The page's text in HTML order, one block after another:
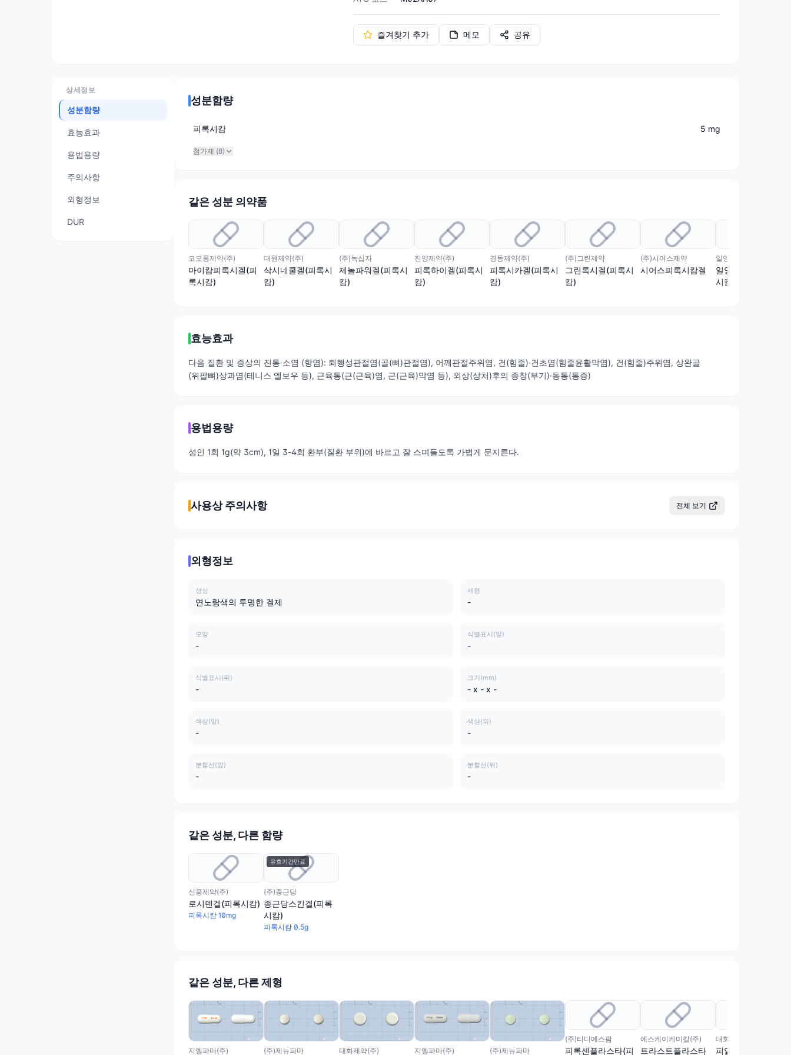
즐겨찾기 추가 메모 공유
상세정보
성분함량
효능효과
용법용량
주의사항
외형정보
DUR
성분함량
피록시캄 5 mg
첨가제 (8)
같은 성분 의약품
코오롱제약(주)
마이캄피록시겔(피
록시캄)
대원제약(주)
삭시네쿨겔(피록시
캄)
(주)녹십자
제놀파워겔(피록시
캄)
진양제약(주)
피록하이겔(피록시
캄)
경동제약(주)
피록시카겔(피록시
캄)
(주)그린제약
그린록시겔(피록시
캄)
(주)시어스제약
시어스피록시캄겔
일양약품(주)
일양피록시겔(피록
시캄)
효능효과
다음 질환 및 증상의 진통·소염 (항염): 퇴행성관절염(골(뼈)관절염), 어깨관절주위염, 건(힘줄)·건초염(힘줄윤활막염), 건(힘줄)주위염, 상완골
(위팔뼈)상과염(테니스 엘보우 등), 근육통(근(근육)염, 근(근육)막염 등), 외상(상처)후의 종창(부기)·동통(통증)
용법용량
성인 1회 1g(약 3cm), 1일 3-4회 환부(질환 부위)에 바르고 잘 스며들도록 가볍게 문지른다.
사용상 주의사항 전체 보기
외형정보
성상
연노랑색의 투명한 겔제
제형
-
모양
-
식별표시(앞)
-
식별표시(뒤)
-
크기(mm)
- x - x -
색상(앞)
-
색상(뒤)
-
분할선(앞)
-
분할선(뒤)
-
같은 성분, 다른 함량
신풍제약(주)
로시덴겔(피록시캄)
피록시캄 10mg
유효기간만료
(주)종근당
종근당스킨겔(피록
시캄)
피록시캄 0.5g
같은 성분, 다른 제형
지엘파마(주) (주)제뉴파마 대화제약(주) 지엘파마(주) (주)제뉴파마
(주)티디에스팜
피록센플라스타(피
에스케이케미칼(주)
트라스트플라스타
대화제약(주)
피알탑플라스타(피